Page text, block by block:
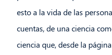
esto a la vida de las
cuentas, de una ciencia
ciencia que, desde la